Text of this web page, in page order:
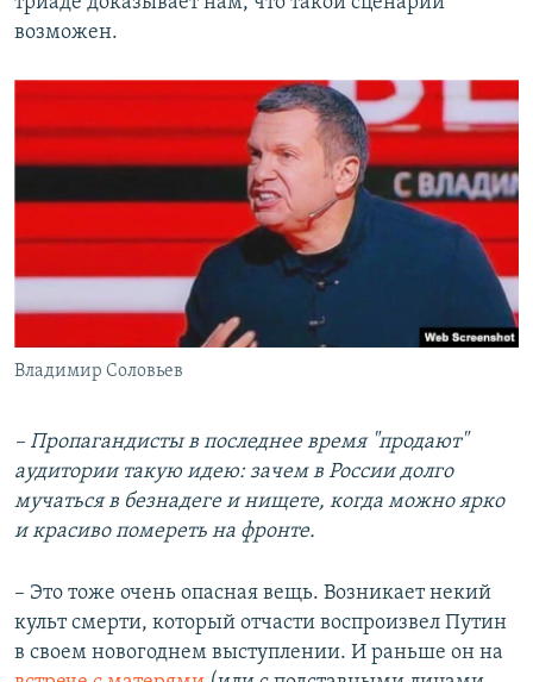
возможен.
Владимир Соловьев
– Пропагандисты в последнее время "продают"
аудитории такую идею: зачем в России долго
мучаться в безнадеге и нищете, когда можно ярко
и красиво помереть на фронте.
– Это тоже очень опасная вещь. Возникает некий
культ смерти, который отчасти воспроизвел Путин
в своем новогоднем выступлении. И раньше он на